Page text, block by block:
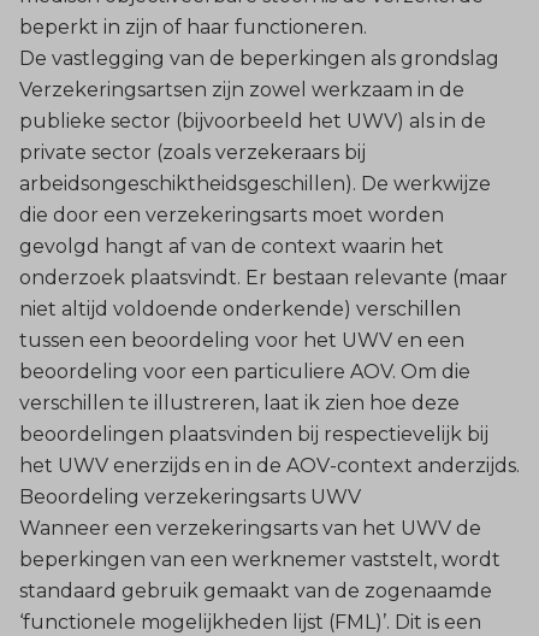
beperkt in zijn of haar functioneren.
De vastlegging van de beperkingen als grondslag
Verzekeringsartsen zijn zowel werkzaam in de
publieke sector (bijvoorbeeld het UWV) als in de
private sector (zoals verzekeraars bij
arbeidsongeschiktheidsgeschillen). De werkwijze
die door een verzekeringsarts moet worden
gevolgd hangt af van de context waarin het
onderzoek plaatsvindt. Er bestaan relevante (maar
niet altijd voldoende onderkende) verschillen
tussen een beoordeling voor het UWV en een
beoordeling voor een particuliere AOV. Om die
verschillen te illustreren, laat ik zien hoe deze
beoordelingen plaatsvinden bij respectievelijk bij
het UWV enerzijds en in de AOV-context anderzijds.
Beoordeling verzekeringsarts UWV
Wanneer een verzekeringsarts van het UWV de
beperkingen van een werknemer vaststelt, wordt
standaard gebruik gemaakt van de zogenaamde
‘functionele mogelijkheden lijst (FML)’. Dit is een